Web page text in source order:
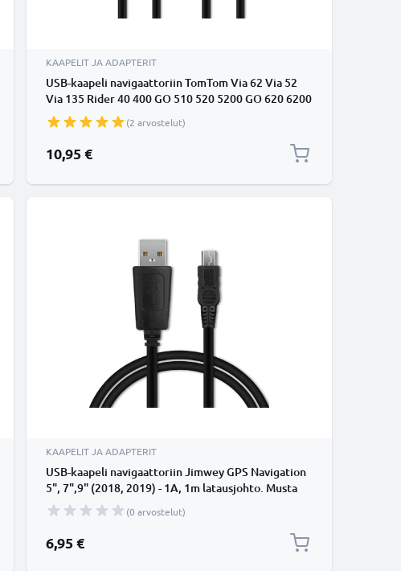
KAAPELIT JA ADAPTERIT
USB-kaapeli navigaattoriin TomTom Via 62 Via 52
Via 135 Rider 40 400 GO 510 520 5200 GO 620 6200
Start 62 Start 52 - 1A, 1m latausjohto. Musta PVC
kaapeli
(2 arvostelut)
10,95 €
KAAPELIT JA ADAPTERIT
USB-kaapeli navigaattoriin Jimwey GPS Navigation
5", 7",9" (2018, 2019) - 1A, 1m latausjohto. Musta
PVC kaapeli
(0 arvostelut)
6,95 €